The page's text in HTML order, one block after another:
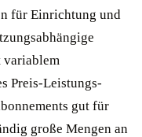
für Einrichtung und
variablem
Preis-Leistungs-
gut für
große Mengen an